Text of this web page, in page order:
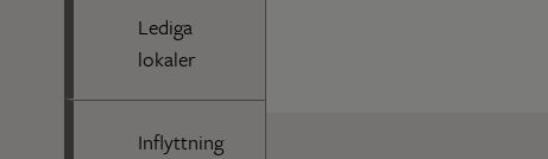
Lediga
lokaler
Inflyttning